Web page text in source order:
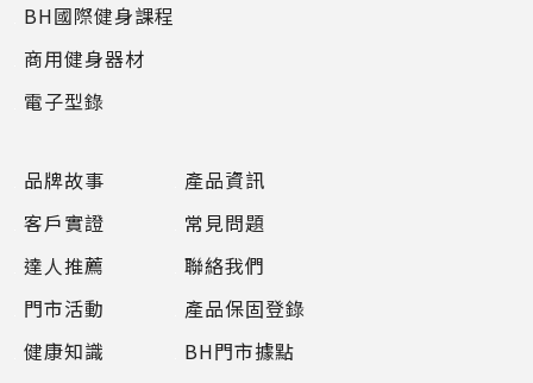
品牌故事
客戶實證
達人推薦
門市活動
健康知識
產品資訊
常見問題
聯絡我們
產品保固登錄
BH門市據點
BH國際健身課程
商用健身器材
電子型錄